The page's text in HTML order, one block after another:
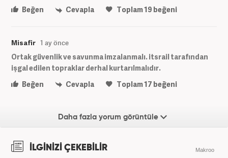
Beğen
Cevapla Toplam19 beğeni
Misafir 1 ay önce
Ortak güvenlik ve savunma imzalanmalı. itsrail tarafından
işgal edilen topraklar derhal kurtarılmalıdır.
Beğen
Cevapla Toplam17 beğeni
Daha fazla yorum görüntüle
İLGİNİZİ ÇEKEBİLİR Makroo